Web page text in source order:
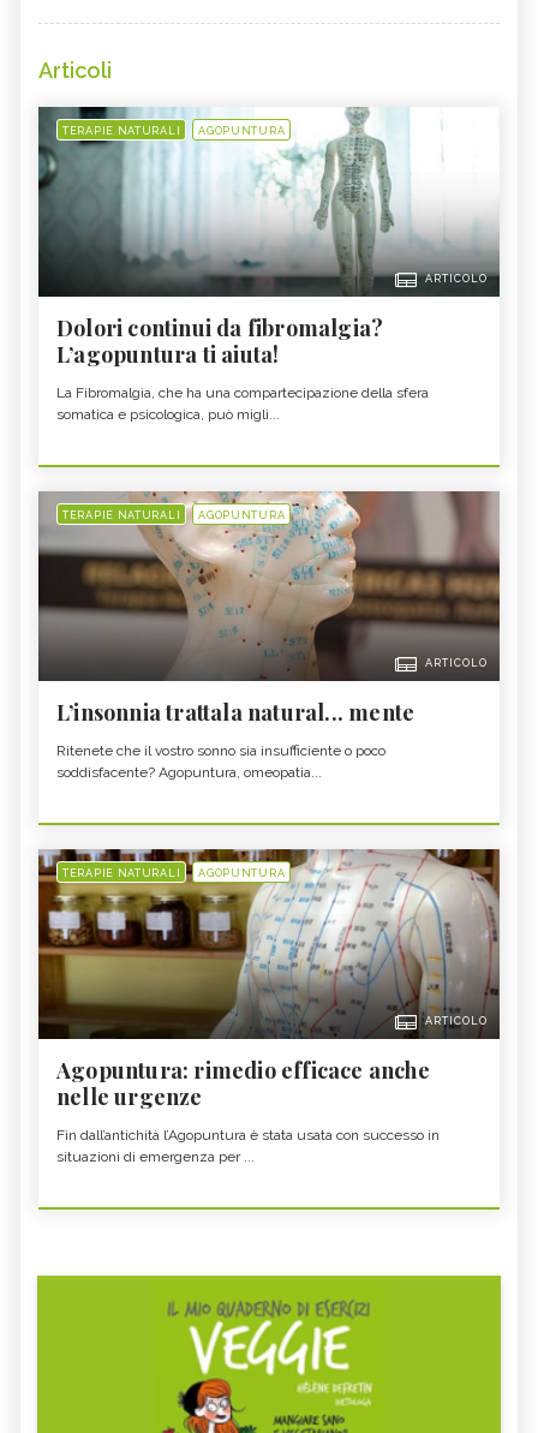
Articoli
TERAPIE NATURALI AGOPUNTURA
ARTICOLO
Dolori continui da fibromalgia?
L’agopuntura ti aiuta!
La Fibromalgia, che ha una compartecipazione della sfera
somatica e psicologica, può migli...
TERAPIE NATURALI AGOPUNTURA
ARTICOLO
L’insonnia trattala natural... mente
Ritenete che il vostro sonno sia insufficiente o poco
soddisfacente? Agopuntura, omeopatia...
TERAPIE NATURALI AGOPUNTURA
ARTICOLO
Agopuntura: rimedio efficace anche
nelle urgenze
Fin dall’antichità l’Agopuntura è stata usata con successo in
situazioni di emergenza per ...